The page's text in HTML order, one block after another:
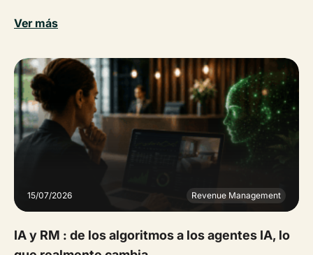
Ver más
15/07/2026 Revenue Management
IA y RM : de los algoritmos a los agentes IA, lo